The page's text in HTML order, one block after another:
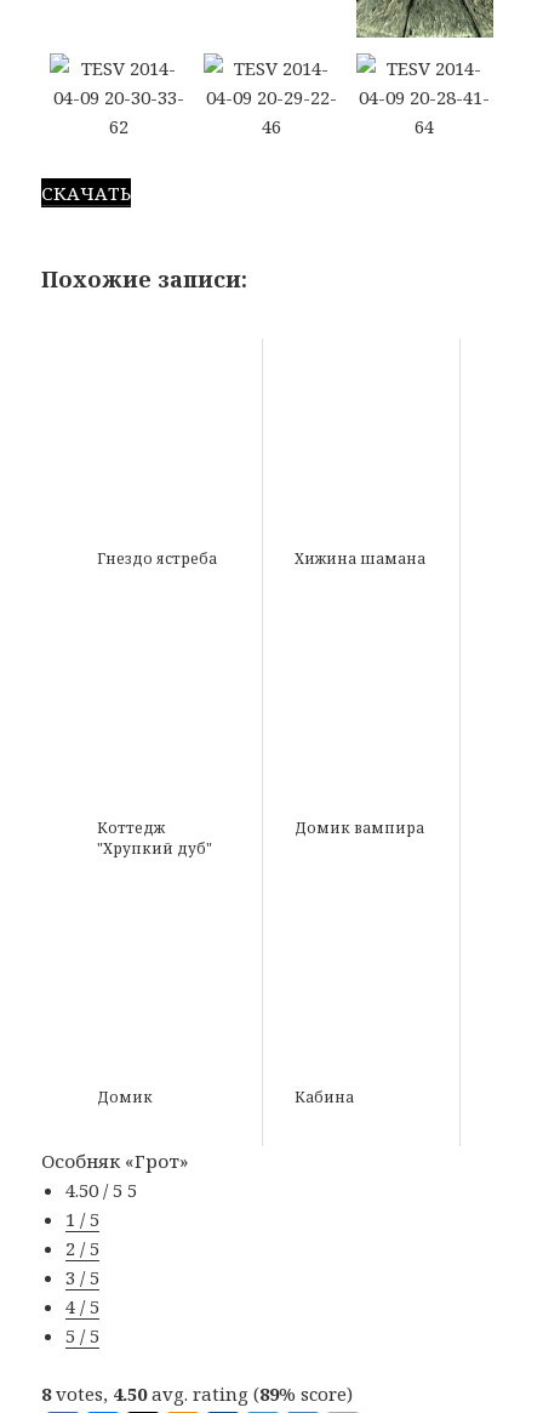
СКАЧАТЬ
Похожие записи:
Гнездо ястреба Хижина шамана
Коттедж
"Хрупкий дуб"
Домик вампира
Домик Кабина
Особняк «Грот»
4.50 / 55
1 / 5
2 / 5
3 / 5
4 / 5
5 / 5
8votes, 4.50avg. rating (89% score)